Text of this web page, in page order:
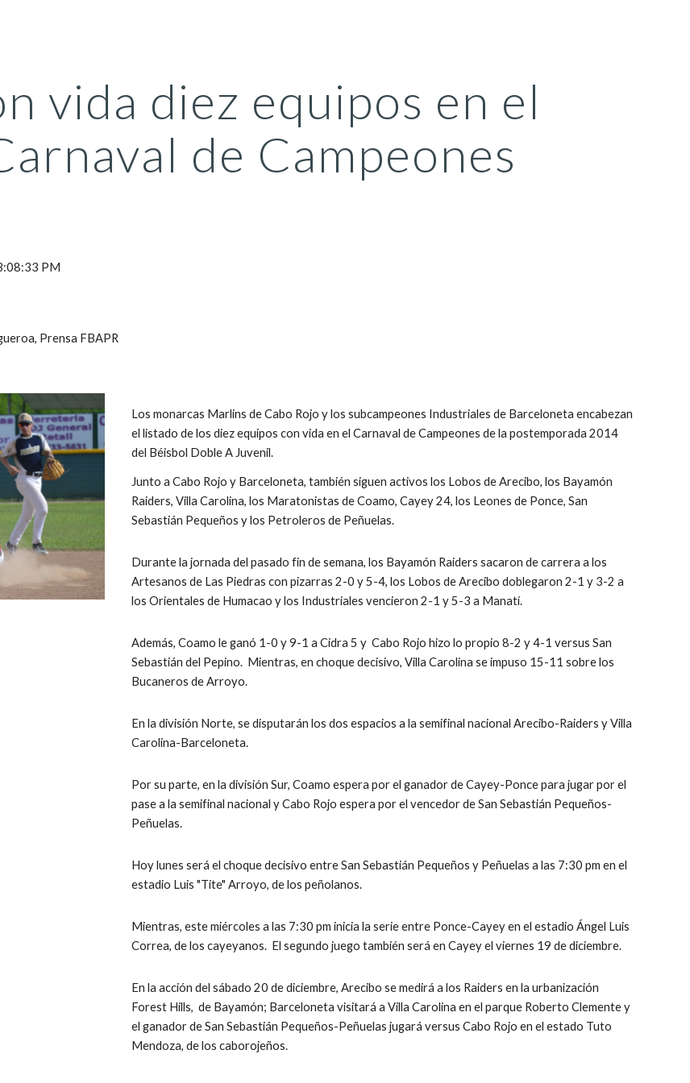
vida diez equipos en el
de Campeones
PM
Prensa FBAPR
Los monarcas Marlins de Cabo Rojo y los subcampeones Industriales de Barceloneta encabezan
el listado de los diez equipos con vida en el Carnaval de Campeones de la postemporada 2014
del Béisbol Doble A Juvenil.
Junto a Cabo Rojo y Barceloneta, también siguen activos los Lobos de Arecibo, los Bayamón
Raiders, Villa Carolina, los Maratonistas de Coamo, Cayey 24, los Leones de Ponce, San
Sebastián Pequeños y los Petroleros de Peñuelas.
Durante la jornada del pasado fin de semana, los Bayamón Raiders sacaron de carrera a los
Artesanos de Las Piedras con pizarras 2-0 y 5-4, los Lobos de Arecibo doblegaron 2-1 y 3-2 a
los Orientales de Humacao y los Industriales vencieron 2-1 y 5-3 a Manatí.
Además, Coamo le ganó 1-0 y 9-1 a Cidra 5 y  Cabo Rojo hizo lo propio 8-2 y 4-1 versus San
Sebastián del Pepino.  Mientras, en choque decisivo, Villa Carolina se impuso 15-11 sobre los
Bucaneros de Arroyo.
En la división Norte, se disputarán los dos espacios a la semifinal nacional Arecibo-Raiders y Villa
Carolina-Barceloneta.
Por su parte, en la división Sur, Coamo espera por el ganador de Cayey-Ponce para jugar por el
pase a la semifinal nacional y Cabo Rojo espera por el vencedor de San Sebastián Pequeños-
Peñuelas.
Hoy lunes será el choque decisivo entre San Sebastián Pequeños y Peñuelas a las 7:30 pm en el
estadio Luis "Tite" Arroyo, de los peñolanos.
Mientras, este miércoles a las 7:30 pm inicia la serie entre Ponce-Cayey en el estadio Ángel Luis
Correa, de los cayeyanos.  El segundo juego también será en Cayey el viernes 19 de diciembre.
En la acción del sábado 20 de diciembre, Arecibo se medirá a los Raiders en la urbanización
Forest Hills,  de Bayamón; Barceloneta visitará a Villa Carolina en el parque Roberto Clemente y
el ganador de San Sebastián Pequeños-Peñuelas jugará versus Cabo Rojo en el estado Tuto
Mendoza, de los caborojeños.